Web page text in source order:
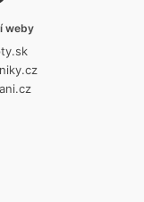
weby